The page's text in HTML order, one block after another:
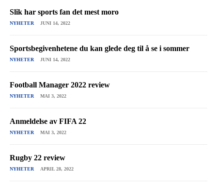
Slik har sports fan det mest moro
NYHETER JUNI 14, 2022
Sportsbegivenhetene du kan glede deg til å se i sommer
NYHETER JUNI 14, 2022
Football Manager 2022 review
NYHETER MAI 3, 2022
Anmeldelse av FIFA 22
NYHETER MAI 3, 2022
Rugby 22 review
NYHETER APRIL 28, 2022